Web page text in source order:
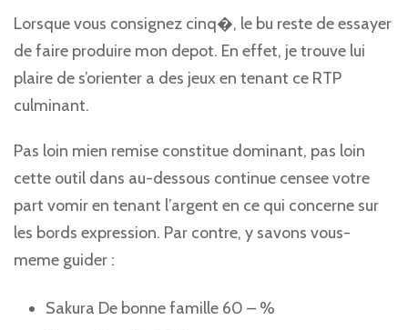
Lorsque vous consignez cinq�, le bu reste de essayer
de faire produire mon depot. En effet, je trouve lui
plaire de s’orienter a des jeux en tenant ce RTP
culminant.
Pas loin mien remise constitue dominant, pas loin
cette outil dans au-dessous continue censee votre
part vomir en tenant l’argent en ce qui concerne sur
les bords expression. Par contre, y savons vous-
meme guider :
Sakura De bonne famille 60 – %